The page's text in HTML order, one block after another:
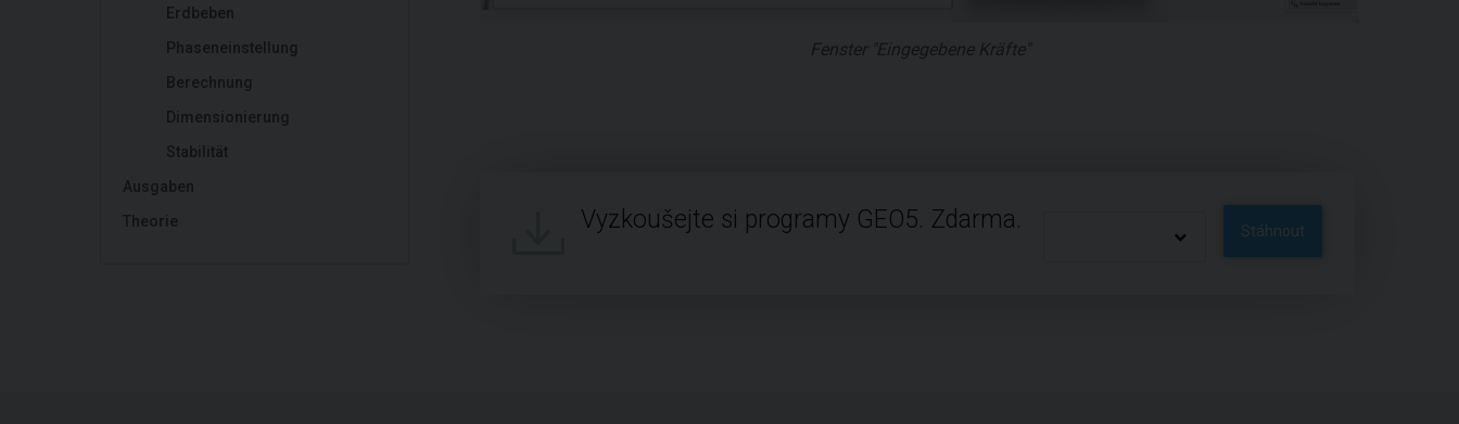
Erdbeben
Phaseneinstellung
Berechnung
Dimensionierung
Stabilität
Ausgaben
Theorie
Fenster "Eingegebene Kräfte"
Vyzkoušejte si programy GEO5. Zdarma. Stáhnout